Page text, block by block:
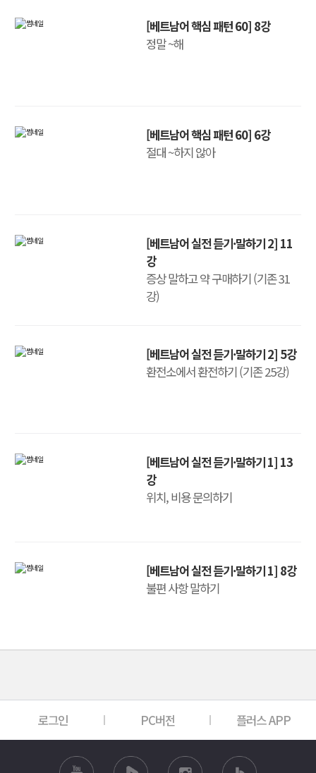
[베트남어 핵심 패턴 60] 8강
정말 ~해
[베트남어 핵심 패턴 60] 6강
절대 ~하지 않아
[베트남어 실전 듣기·말하기 2] 11
강
증상 말하고 약 구매하기 (기존 31
강)
[베트남어 실전 듣기·말하기 2] 5강
환전소에서 환전하기 (기존 25강)
[베트남어 실전 듣기·말하기 1] 13
강
위치, 비용 문의하기
[베트남어 실전 듣기·말하기 1] 8강
불편 사항 말하기
로그인 PC버전 플러스 APP